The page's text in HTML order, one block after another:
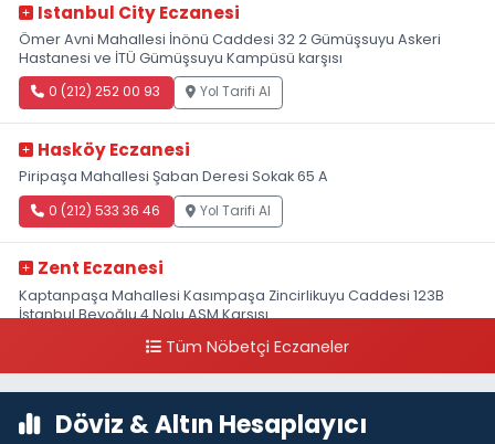
Istanbul City Eczanesi
Ömer Avni Mahallesi İnönü Caddesi 32 2 Gümüşsuyu Askeri
Hastanesi ve İTÜ Gümüşsuyu Kampüsü karşısı
0 (212) 252 00 93 Yol Tarifi Al
Hasköy Eczanesi
Piripaşa Mahallesi Şaban Deresi Sokak 65 A
0 (212) 533 36 46 Yol Tarifi Al
Zent Eczanesi
Kaptanpaşa Mahallesi Kasımpaşa Zincirlikuyu Caddesi 123B
İstanbul Beyoğlu 4 Nolu ASM Karşısı
0 (212) 297 96 92 Yol Tarifi Al
Tüm Nöbetçi Eczaneler
Döviz & Altın Hesaplayıcı